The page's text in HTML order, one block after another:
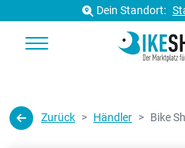
Dein Standort:
Zurück Händler Bike